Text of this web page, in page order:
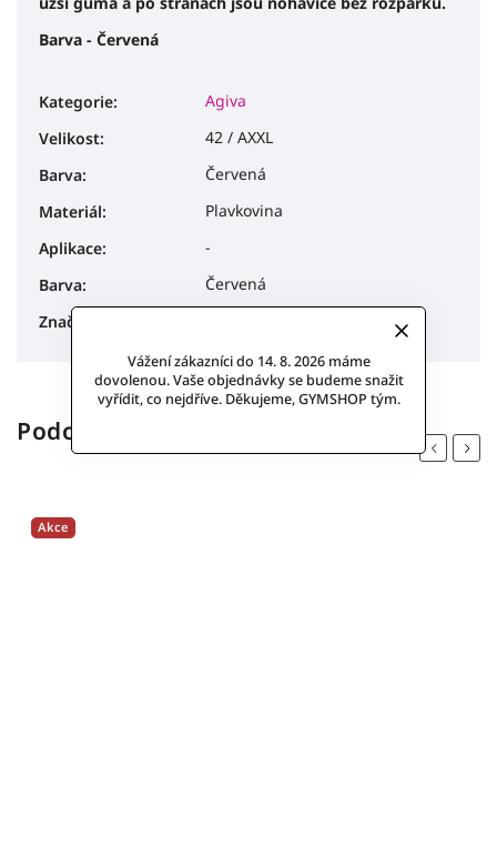
Vážení zákazníci do 14. 8. 2026 máme
dovolenou. Vaše objednávky se budeme snažit
vyřídit, co nejdříve. Děkujeme, GYMSHOP tým.
Barva - Červená
Kategorie:
Agiva
Velikost:
42 / AXXL
Barva:
Červená
Materiál:
Plavkovina
Aplikace:
-
Barva:
Červená
Značka
Podobné (3)
Previous
Akce
Next